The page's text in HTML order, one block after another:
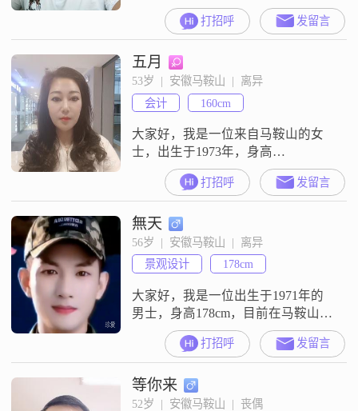
马鞍山工作，月收入在 8001 - 12000
元之间，学历是高中及以下
##3002##我这个人责任感比较强，
做事情有耐心也懂得包容##3002##
我觉得生活简单点挺好，不太喜欢
太复杂的日子##3002##但我又乐于
尝试新鲜事物，觉得这样
打招呼 发留言
五月
53岁  |  安徽马鞍山  |  离异
会计
160cm
大家好，我是一位来自马鞍山的女
士，出生于1973年，身高
159cm##3002##我拥有大专学历，在
一家普通企业工作，月收入在3001
到5000元之间##3002##我性格真诚
可靠，对待生活充满热情，始终把
家庭放在第一位##3002##我热爱生
活，喜欢精致的生活方式##3002##
无论是日常的饮食还是居住环境的
布置，我
打招呼 发留言
無天
56岁  |  安徽马鞍山  |  离异
景观设计
178cm
大家好，我是一位出生于1971年的
男士，身高178cm，目前在马鞍山工
作##3002##我的月收入在8001到
12000元之间，学历是大专##3002##
我觉得自己是一个成熟稳重的人，
生活中总是以责任感为先##3002##
我对人对事都非常真诚，相信真诚
打招呼 发留言
等你来
52岁  |  安徽马鞍山  |  丧偶